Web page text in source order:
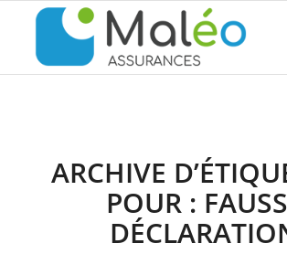
ARCHIVE
POUR :